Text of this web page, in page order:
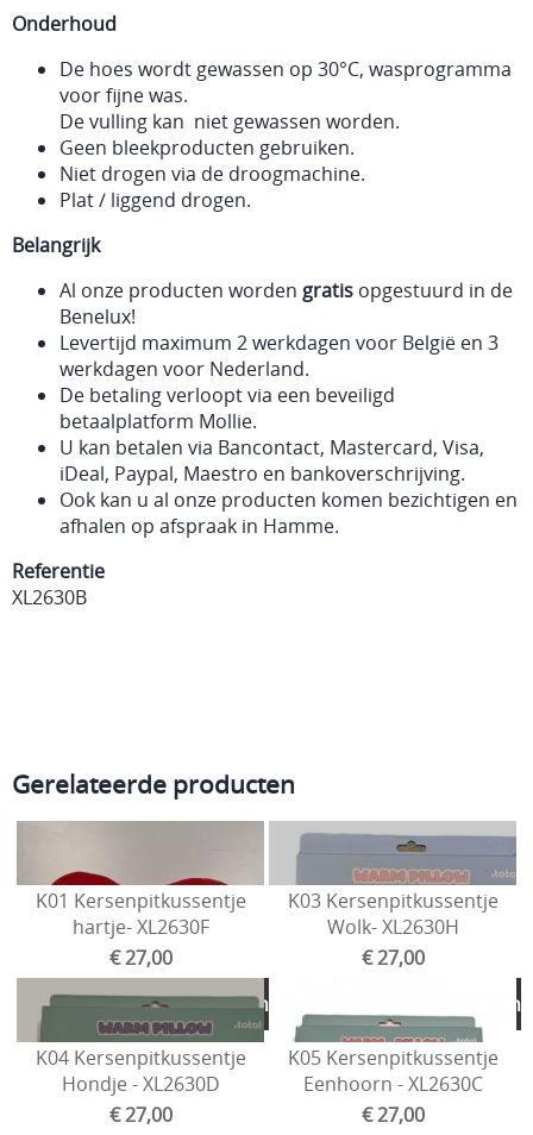
Onderhoud
De hoes wordt gewassen op 30°C, wasprogramma
voor fijne was.
De vulling kan niet gewassen worden.
Geen bleekproducten gebruiken.
Niet drogen via de droogmachine.
Plat / liggend drogen.
Belangrijk
Al onze producten worden gratis opgestuurd in de
Benelux!
Levertijd maximum 2 werkdagen voor België en 3
werkdagen voor Nederland.
De betaling verloopt via een beveiligd
betaalplatform Mollie.
U kan betalen via Bancontact, Mastercard, Visa,
iDeal, Paypal, Maestro en bankoverschrijving.
Ook kan u al onze producten komen bezichtigen en
afhalen op afspraak in Hamme.
Referentie
XL2630B
Gerelateerde producten
K01 Kersenpitkussentje
hartje- XL2630F
€ 27,00
Toevoegen aan winkelmandje
K03 Kersenpitkussentje
Wolk- XL2630H
€ 27,00
Toevoegen aan
K04 Kersenpitkussentje
Hondje - XL2630D
€ 27,00
K05 Kersenpitkussentje
Eenhoorn - XL2630C
€ 27,00